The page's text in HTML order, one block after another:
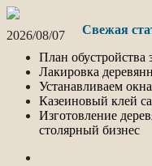
2026/08/07
Свежая
План обустройства
Лакировка
Устанавливаем
Казеиновый клей
Изготовление
столярный бизнес